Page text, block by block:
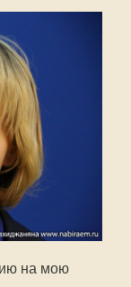
на мою